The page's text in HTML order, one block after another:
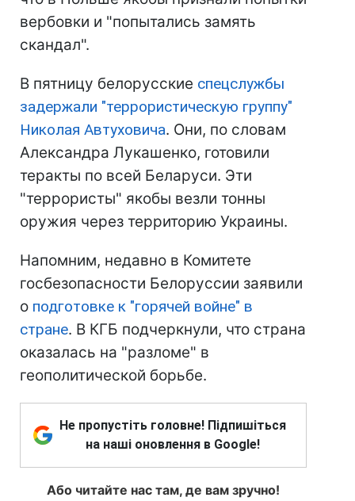
вербовки и "попытались замять
скандал".
В пятницу белорусские спецслужбы
задержали "террористическую группу"
Николая Автуховича. Они, по словам
Александра Лукашенко, готовили
теракты по всей Беларуси. Эти
"террористы" якобы везли тонны
оружия через территорию Украины.
Напомним, недавно в Комитете
госбезопасности Белоруссии заявили
о подготовке к "горячей войне" в
стране. В КГБ подчеркнули, что страна
оказалась на "разломе" в
геополитической борьбе.
Не пропустіть головне! Підпишіться
на наші оновлення в Google!
Або читайте нас там, де вам зручно!